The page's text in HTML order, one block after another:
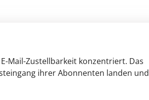
Mail-Zustellbarkeit konzentriert. Das
ihrer Abonnenten landen und